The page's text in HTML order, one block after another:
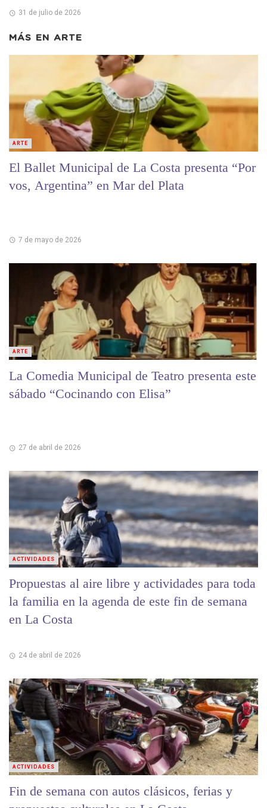
31 de julio de 2026
MÁS EN ARTE
El Ballet Municipal de La Costa presenta “Por
vos, Argentina” en Mar del Plata
7 de mayo de 2026
ARTE
La Comedia Municipal de Teatro presenta este
sábado “Cocinando con Elisa”
27 de abril de 2026
ARTE
Propuestas al aire libre y actividades para toda
la familia en la agenda de este fin de semana
en La Costa
24 de abril de 2026
ACTIVIDADES
Fin de semana con autos clásicos, ferias y
ACTIVIDADES